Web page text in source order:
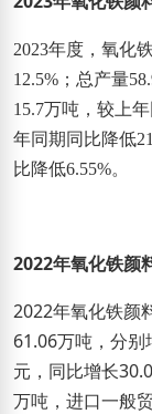
2023年度， 氧化
12.5%；总产量
15.7万吨，较上
年同期同比降低
比降低6.55%。
2022年氧化铁颜
2022年氧化铁颜
61.06万吨，分
元，同比增长
万吨，进口一般